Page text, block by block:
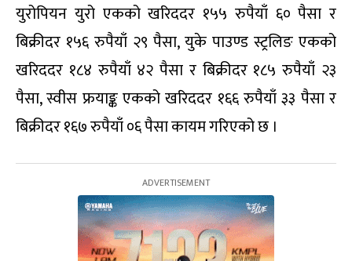
युरोपियन युरो एकको खरिददर १५५ रुपैयाँ ६० पैसा र
बिक्रीदर १५६ रुपैयाँ २९ पैसा, युके पाउण्ड स्ट्रलिङ एकको
खरिददर १८४ रुपैयाँ ४२ पैसा र बिक्रीदर १८५ रुपैयाँ २३
पैसा, स्वीस फ्रयाङ्क एकको खरिददर १६६ रुपैयाँ ३३ पैसा र
बिक्रीदर १६७ रुपैयाँ ०६ पैसा कायम गरिएको छ ।